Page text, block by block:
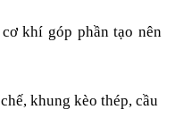
khí góp phần tạo nên
khung kèo thép, cầu